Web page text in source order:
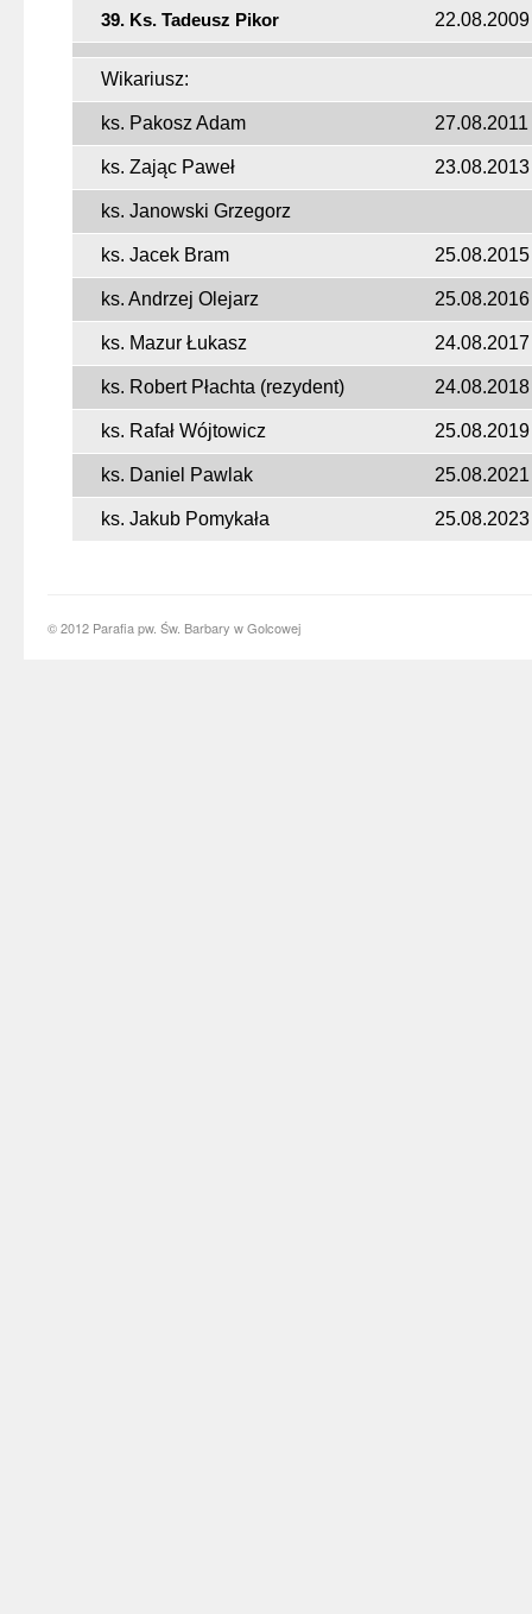
39. Ks. Tadeusz Pikor 22.08.2009
Wikariusz:
ks. Pakosz Adam 27.08.2011
ks. Zając Paweł 23.08.2013
ks. Janowski Grzegorz
ks. Jacek Bram 25.08.2015
ks. Andrzej Olejarz 25.08.2016
ks. Mazur Łukasz 24.08.2017
ks. Robert Płachta (rezydent) 24.08.2018
ks. Rafał Wójtowicz 25.08.2019
ks. Daniel Pawlak 25.08.2021
ks. Jakub Pomykała 25.08.2023
© 2012 Parafia pw. Św. Barbary w Golcowej